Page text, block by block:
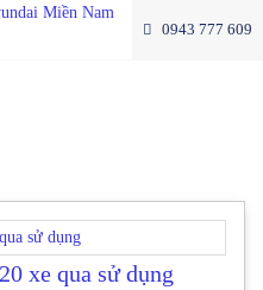
0943 777 609
xe qua sử dụng